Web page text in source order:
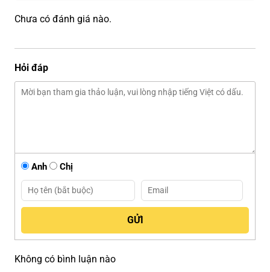
Chưa có đánh giá nào.
Hỏi đáp
Anh Chị
Không có bình luận nào